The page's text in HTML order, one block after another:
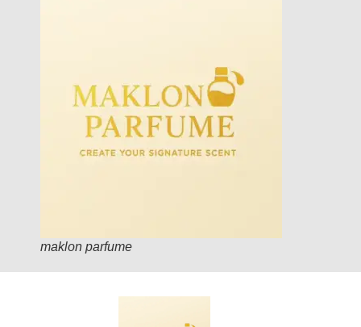
maklon parfume